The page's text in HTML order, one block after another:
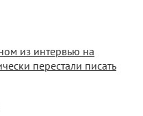
из интервью на
перестали писать